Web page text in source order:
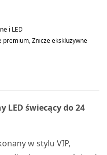
i LED
premium,Znicze ekskluzywne
LED świecący do 24
w stylu VIP,